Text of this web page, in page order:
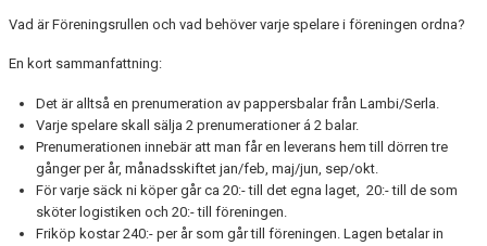
Vad är Föreningsrullen och vad behöver varje spelare i föreningen ordna?
En kort sammanfattning:
Det är alltså en prenumeration av pappersbalar från Lambi/Serla.
Varje spelare skall sälja 2 prenumerationer á 2 balar.
Prenumerationen innebär att man får en leverans hem till dörren tre
gånger per år, månadsskiftet jan/feb, maj/jun, sep/okt.
För varje säck ni köper går ca 20:- till det egna laget, 20:- till de som
sköter logistiken och 20:- till föreningen.
Friköp kostar 240:- per år som går till föreningen. Lagen betalar in